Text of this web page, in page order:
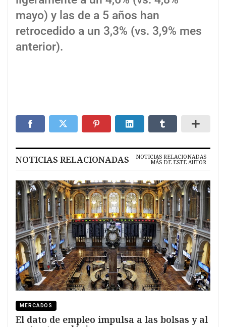
mayo) y las de a 5 años han
retrocedido a un 3,3% (vs. 3,9% mes
anterior).
NOTICIAS RELACIONADAS NOTICIAS RELACIONADAS
MÁS DE ESTE AUTOR
MERCADOS
El dato de empleo impulsa a las bolsas y al